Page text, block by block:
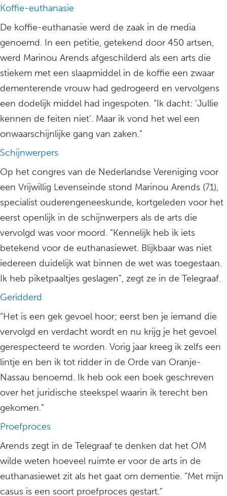
Koffie-euthanasie
De koffie-euthanasie werd de zaak in de media
genoemd. In een petitie, getekend door 450 artsen,
werd Marinou Arends afgeschilderd als een arts die
stiekem met een slaapmiddel in de koffie een zwaar
dementerende vrouw had gedrogeerd en vervolgens
een dodelijk middel had ingespoten. “Ik dacht: ’Jullie
kennen de feiten niet’. Maar ik vond het wel een
onwaarschijnlijke gang van zaken.”
Schijnwerpers
Op het congres van de Nederlandse Vereniging voor
een Vrijwillig Levenseinde stond Marinou Arends (71),
specialist ouderengeneeskunde, kortgeleden voor het
eerst openlijk in de schijnwerpers als de arts die
vervolgd was voor moord. “Kennelijk heb ik iets
betekend voor de euthanasiewet. Blijkbaar was niet
iedereen duidelijk wat binnen de wet was toegestaan.
Ik heb piketpaaltjes geslagen”, zegt ze in de Telegraaf.
Geridderd
“Het is een gek gevoel hoor; eerst ben je iemand die
vervolgd en verdacht wordt en nu krijg je het gevoel
gerespecteerd te worden. Vorig jaar kreeg ik zelfs een
lintje en ben ik tot ridder in de Orde van Oranje-
Nassau benoemd. Ik heb ook een boek geschreven
over het juridische steekspel waarin ik terecht ben
gekomen.”
Proefproces
Arends zegt in de Telegraaf te denken dat het OM
wilde weten hoeveel ruimte er voor de arts in de
euthanasiewet zit als het gaat om dementie. “Met mijn
casus is een soort proefproces gestart.”